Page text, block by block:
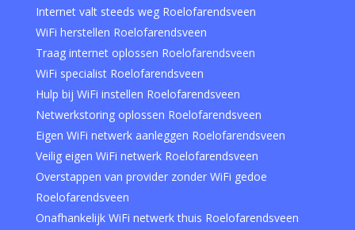
Internet valt steeds weg Roelofarendsveen
WiFi herstellen Roelofarendsveen
Traag internet oplossen Roelofarendsveen
WiFi specialist Roelofarendsveen
Hulp bij WiFi instellen Roelofarendsveen
Netwerkstoring oplossen Roelofarendsveen
Eigen WiFi netwerk aanleggen Roelofarendsveen
Veilig eigen WiFi netwerk Roelofarendsveen
Overstappen van provider zonder WiFi gedoe
Roelofarendsveen
Onafhankelijk WiFi netwerk thuis Roelofarendsveen